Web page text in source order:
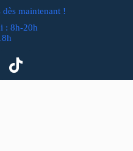
maintenant !
: 8h-20h